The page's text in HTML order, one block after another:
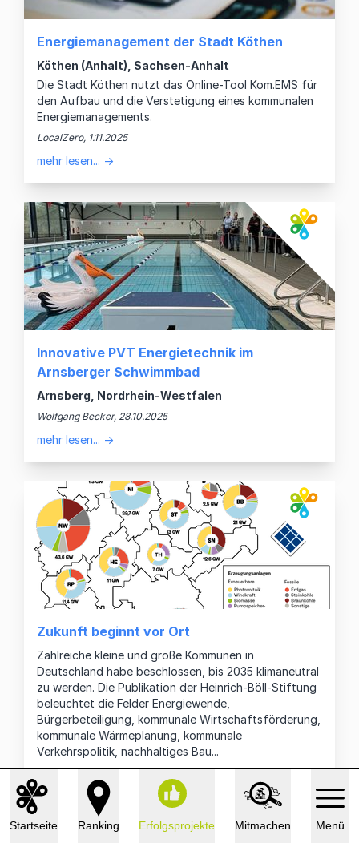
Energiemanagement der Stadt Köthen
Köthen (Anhalt), Sachsen-Anhalt
Die Stadt Köthen nutzt das Online-Tool Kom.EMS für
den Aufbau und die Verstetigung eines kommunalen
Energiemanagements.
LocalZero, 1.11.2025
mehr lesen... →
Innovative PVT Energietechnik im
Arnsberger Schwimmbad
Arnsberg, Nordrhein-Westfalen
Wolfgang Becker, 28.10.2025
mehr lesen... →
Zukunft beginnt vor Ort
Zahlreiche kleine und große Kommunen in
Deutschland habe beschlossen, bis 2035 klimaneutral
zu werden. Die Publikation der Heinrich-Böll-Stiftung
beleuchtet die Felder Energiewende,
Bürgerbeteiligung, kommunale Wirtschaftsförderung,
kommunale Wärmeplanung, kommunale
Verkehrspolitik, nachhaltiges Bau...
Christhard »Otto« Landgraf, 27.7.2025
mehr lesen... →
Startseite Ranking Erfolgsprojekte Mitmachen Menü